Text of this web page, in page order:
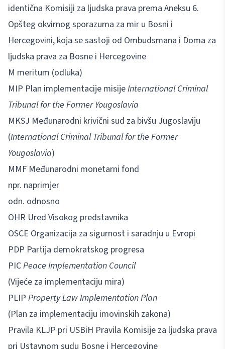
identična Komisiji za ljudska prava prema Aneksu 6.
Opšteg okvirnog sporazuma za mir u Bosni i
Hercegovini, koja se sastoji od Ombudsmana i Doma za
ljudska prava za Bosne i Hercegovine
M meritum (odluka)
MIP Plan implementacije misijeInternational Criminal
Tribunal for the Former Yougoslavia
MKSJ Međunarodni krivični sud za bivšu Jugoslaviju
(International Criminal Tribunal for the Former
Yougoslavia)
MMF Međunarodni monetarni fond
npr. naprimjer
odn. odnosno
OHR Ured Visokog predstavnika
OSCE Organizacija za sigurnost i saradnju u Evropi
PDP Partija demokratskog progresa
PICPeace Implementation Council
(Vijeće za implementaciju mira)
PLIP Property Law Implementation Plan
(Plan za implementaciju imovinskih zakona)
Pravila KLJP pri USBiH Pravila Komisije za ljudska prava
pri Ustavnom sudu Bosne i Hercegovine